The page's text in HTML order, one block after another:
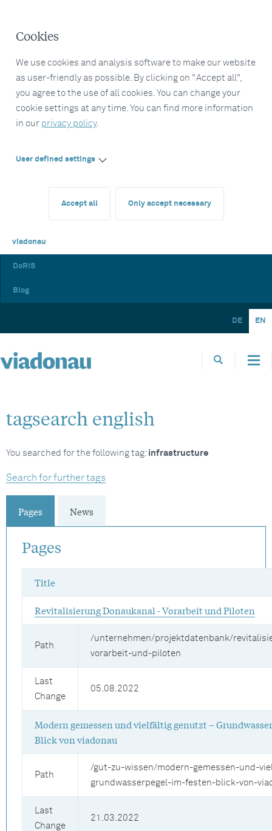
Cookies
We use cookies and analysis software to make our website
as user-friendly as possible. By clicking on "Accept all",
you agree to the use of all cookies. You can change your
cookie settings at any time. You can find more information
in our privacy policy.
User defined settings
Accept all Only accept necessary
viadonau
DoRIS
Blog
DE EN
tagsearch english
You searched for the following tag: infrastructure
Search for further tags
Pages News
Pages
Title
Revitalisierung Donaukanal - Vorarbeit und Piloten
Path
/unternehmen/projektdatenbank/
vorarbeit-und-piloten
Last
Change
05.08.2022
Modern gemessen und vielfältig genutzt –
Blick von viadonau
Path
/gut-zu-wissen/modern-gemessen-und-
grundwasserpegel-im-festen-blick-von-
Last
Change
21.03.2022